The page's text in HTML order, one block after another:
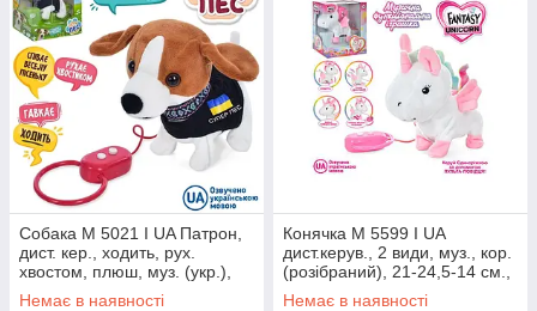
Собака M 5021 I UA Патрон,
дист. кер., ходить, рух.
хвостом, плюш, муз. (укр.),
бат.,кор.,25-21-14см, шт
Немає в наявності
Конячка M 5599 I UA
дист.керув., 2 види, муз., кор.
(розібраний), 21-24,5-14 см.,
шт
Немає в наявності